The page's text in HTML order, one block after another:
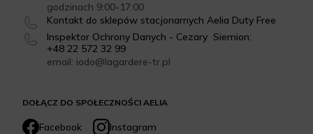
DOŁĄCZ DO SPOŁECZNOŚCI AELIA
Facebook
Instagram
godzinach 9:00-17:00
Kontakt do sklepów stacjonarnych Aelia Duty Free
Inspektor Ochrony Danych - Cezary Siemion:
+48 22 572 32 99
email: iodo@lagardere-tr.pl